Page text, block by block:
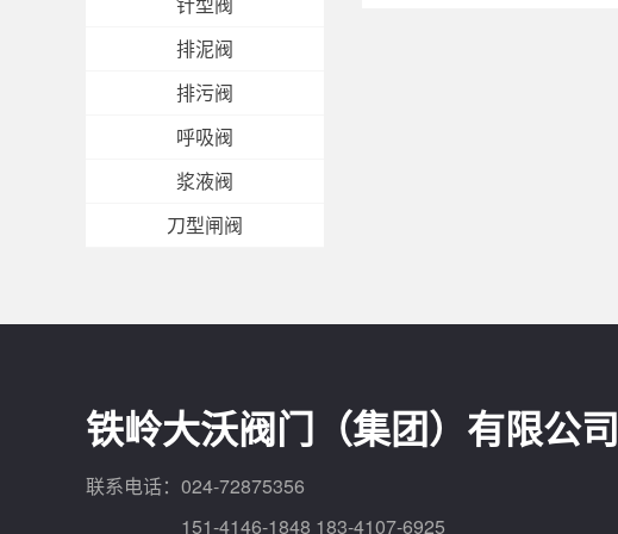
排泥阀
排污阀
呼吸阀
浆液阀
刀型闸阀
铁岭大沃阀门（集团）有限公司
联系电话：024-72875356
151-4146-1848 183-4107-6925